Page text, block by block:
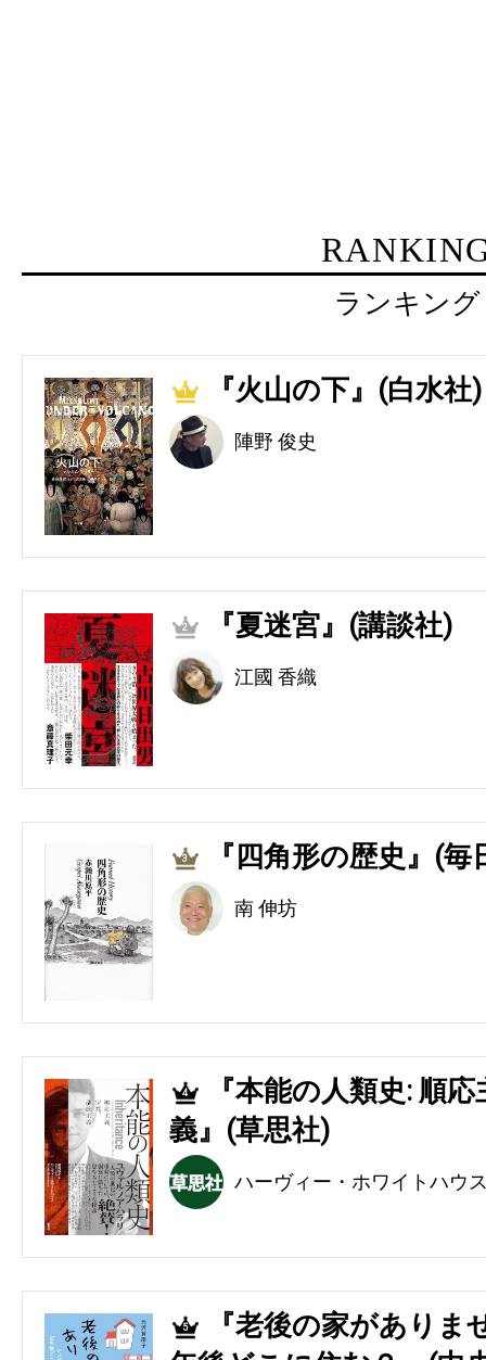
ランキング
1 『火山の下』(白水社)
陣野 俊史
2 『夏迷宮』(講談社)
江國 香織
3 『四角形の歴史』(毎
南 伸坊
4
『本能の人類史: 順
義』(草思社)
ハーヴィー・ホワイトハウ
5
『老後の家があり